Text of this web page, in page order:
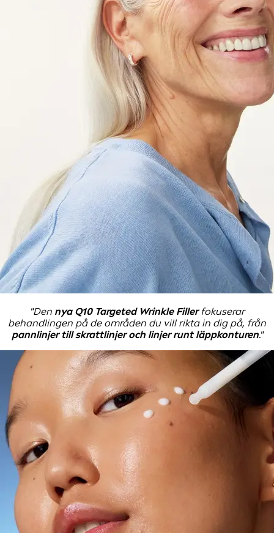
"Den nya Q10 Targeted Wrinkle Fillerfokuserar
behandlingen på de områden du vill rikta in dig på, från
pannlinjer till skrattlinjer och linjer runt läppkonturen."